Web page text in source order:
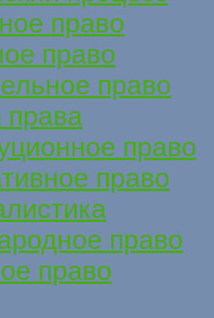
право
право
право
права
право
право
право
право